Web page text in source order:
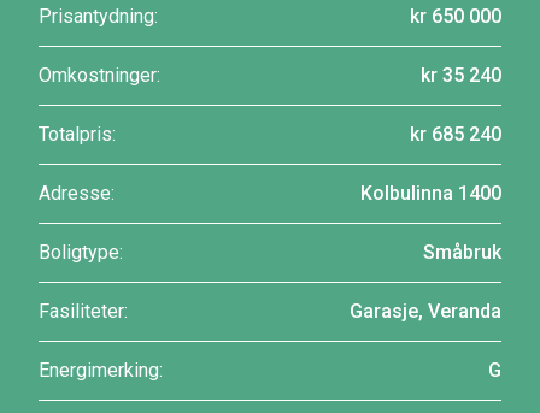
Prisantydning: kr 650 000
Omkostninger: kr 35 240
Totalpris: kr 685 240
Adresse: Kolbulinna 1400
Boligtype: Småbruk
Fasiliteter: Garasje, Veranda
Energimerking: G